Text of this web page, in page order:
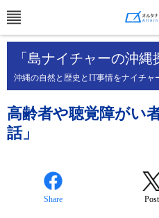
「島ナイチャーの沖縄
沖縄の自然と歴史とIT事情をナイチャ
高齢者や聴覚障がい
話」
Share Post